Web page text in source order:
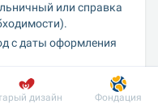
или справка
с даты оформления
дизайн Фондация